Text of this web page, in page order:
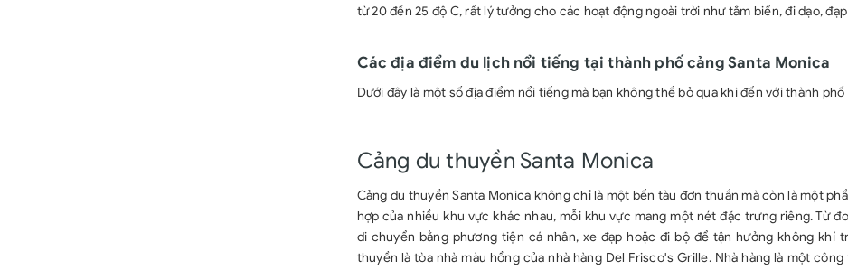
từ 20 đến 25 độ C, rất lý tưởng cho các hoạt động ngoài trời như tắm biển, đi dạo,
Các địa điểm du lịch nổi tiếng tại thành phố cảng Santa Monica
Dưới đây là một số địa điểm nổi tiếng mà bạn không thể bỏ qua khi đến với thành
Cảng du thuyền Santa Monica
Cảng du thuyền Santa Monica không chỉ là một bến tàu đơn thuần mà còn là một
hợp của nhiều khu vực khác nhau, mỗi khu vực mang một nét đặc trưng riêng. Từ
di chuyển bằng phương tiện cá nhân, xe đạp hoặc đi bộ để tận hưởng không khí
thuyền là tòa nhà màu hồng của nhà hàng Del Frisco's Grille. Nhà hàng là một